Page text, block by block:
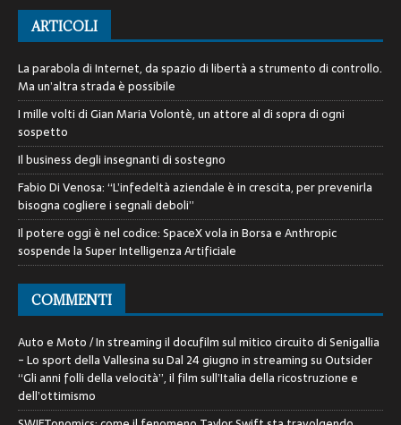
ARTICOLI
La parabola di Internet, da spazio di libertà a strumento di controllo.
Ma un’altra strada è possibile
I mille volti di Gian Maria Volontè, un attore al di sopra di ogni
sospetto
Il business degli insegnanti di sostegno
Fabio Di Venosa: “L’infedeltà aziendale è in crescita, per prevenirla
bisogna cogliere i segnali deboli”
Il potere oggi è nel codice: SpaceX vola in Borsa e Anthropic
sospende la Super Intelligenza Artificiale
COMMENTI
Auto e Moto / In streaming il docufilm sul mitico circuito di Senigallia
- Lo sport della VallesinasuDal 24 giugno in streaming su Outsider
“Gli anni folli della velocità”, il film sull’Italia della ricostruzione e
dell’ottimismo